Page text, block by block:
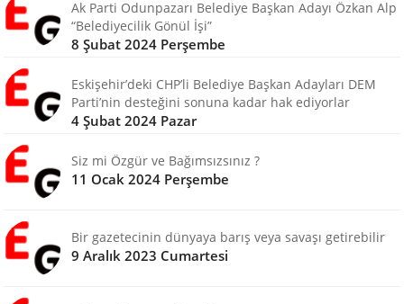
Ak Parti Odunpazarı Belediye Başkan Adayı Özkan Alp
“Belediyecilik Gönül İşi”
8 Şubat 2024 Perşembe
Eskişehir’deki CHP’li Belediye Başkan Adayları DEM
Parti’nin desteğini sonuna kadar hak ediyorlar
4 Şubat 2024 Pazar
Siz mi Özgür ve Bağımsızsınız ?
11 Ocak 2024 Perşembe
Bir gazetecinin dünyaya barış veya savaşı getirebilir
9 Aralık 2023 Cumartesi